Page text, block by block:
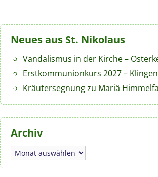
Neues aus St. Nikolaus
Vandalismus in der Kirche –
Erstkommunionkurs 2027 –
Kräutersegnung zu Mariä
Archiv
Archiv